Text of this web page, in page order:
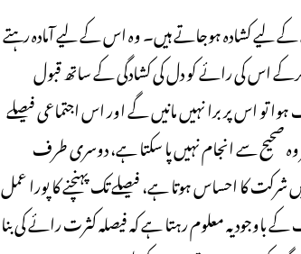
کشادہ ہوجاتے ہیں۔ وہ اس کے لیے آمادہ رہتے
اس کی رائے کو دل کی کشادگی کے ساتھ قبول
تو اس پر برا نہیں مانیں گے اور اس اجتماعی فیصلے
صحیح سے انجام نہیں پا سکتا ہے، دوسری طرف
کا احساس ہوتا ہے، فیصلے تک پہنچنے کا پورا عمل
یہ معلوم رہتا ہے کہ فیصلہ کثرت رائے کی بنا